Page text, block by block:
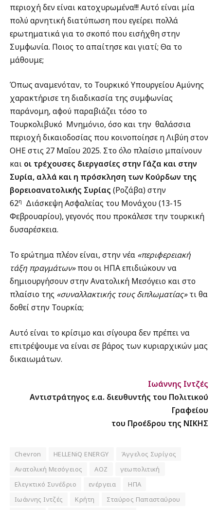
περιοχή δεν είναι κατοχυρωμένα!!! Αυτό είναι μία
πολύ αρνητική διατύπωση που εγείρει πολλά
ερωτηματικά για το σκοπό που εισήχθη στην
Συμφωνία. Ποιος το απαίτησε και γιατί; Θα το
μάθουμε;
Όπως αναμενόταν, το Τουρκικό Υπουργείου Αμύνης
χαρακτήρισε τη διαδικασία της συμφωνίας
παράνομη, αφού παραβιάζει τόσο το
Τουρκολιβυκό Μνημόνιο, όσο και την θαλάσσια
περιοχή δικαιοδοσίας που κοινοποίησε η Λιβύη στον
ΟΗΕ στις 27 Μαΐου 2025. Στο όλο πλαίσιο μπαίνουν
και οι τρέχουσες διεργασίες στην Γάζα και στην
Συρία, αλλά και η πρόσκληση των Κούρδων της
βορειοανατολικής Συρίας (Ροζάβα) στην
62η
Διάσκεψη Ασφαλείας του Μονάχου (13-15
Φεβρουαρίου), γεγονός που προκάλεσε την τουρκική
δυσαρέσκεια.
Το ερώτημα πλέον είναι, στην νέα «περιφερειακή
τάξη πραγμάτων»που οι ΗΠΑ επιδιώκουν να
δημιουργήσουν στην Ανατολική Μεσόγειο και στο
πλαίσιο της «συναλλακτικής τους διπλωματίας»τι θα
δοθεί στην Τουρκία;
Αυτό είναι το κρίσιμο και σίγουρα δεν πρέπει να
επιτρέψουμε να είναι σε βάρος των κυριαρχικών μας
δικαιωμάτων.
Ιωάννης Ιντζές
Αντιστράτηγος ε.α. διευθυντής του Πολιτικού
Γραφείου
του Προέδρου της ΝΙΚΗΣ
Chevron HELLENiQ ENERGY
Άγγελος Συρίγος
Ανατολική Μεσόγειος
ΑΟΖ
γεωπολιτική
Ελεγκτικό Συνέδριο
ενέργεια
ΗΠΑ
Ιωάννης Ιντζές
Κρήτη Σταύρος Παπασταύρου